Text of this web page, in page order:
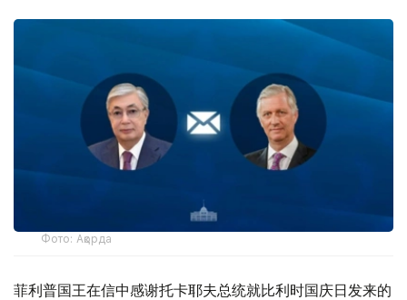
Фото: Ақорда
菲利普国王在信中感谢托卡耶夫总统就比利时国庆日发来的